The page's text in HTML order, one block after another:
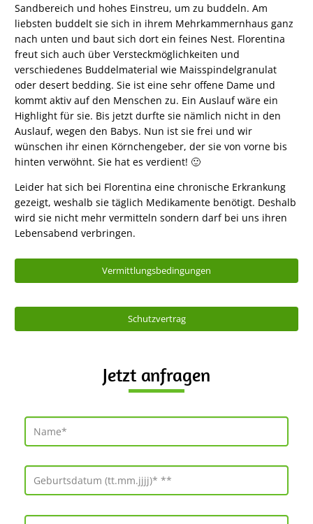
Sandbereich und hohes Einstreu, um zu buddeln. Am
liebsten buddelt sie sich in ihrem Mehrkammernhaus ganz
nach unten und baut sich dort ein feines Nest. Florentina
freut sich auch über Versteckmöglichkeiten und
verschiedenes Buddelmaterial wie Maisspindelgranulat
oder desert bedding. Sie ist eine sehr offene Dame und
kommt aktiv auf den Menschen zu. Ein Auslauf wäre ein
Highlight für sie. Bis jetzt durfte sie nämlich nicht in den
Auslauf, wegen den Babys. Nun ist sie frei und wir
wünschen ihr einen Körnchengeber, der sie von vorne bis
hinten verwöhnt. Sie hat es verdient! 🙂
Leider hat sich bei Florentina eine chronische Erkrankung
gezeigt, weshalb sie täglich Medikamente benötigt. Deshalb
wird sie nicht mehr vermitteln sondern darf bei uns ihren
Lebensabend verbringen.
Vermittlungsbedingungen
Schutzvertrag
Jetzt anfragen